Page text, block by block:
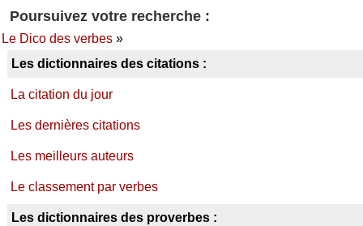
Poursuivez votre recherche :
Le Dico des verbes»
Les dictionnaires des citations :
La citation du jour
Les dernières citations
Les meilleurs auteurs
Le classement par verbes
Les dictionnaires des proverbes :